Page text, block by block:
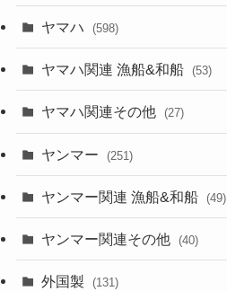
ヤマハ (598)
ヤマハ関連 漁船&和船 (53)
ヤマハ関連その他 (27)
ヤンマー (251)
ヤンマー関連 漁船&和船 (49)
ヤンマー関連その他 (40)
外国製 (131)